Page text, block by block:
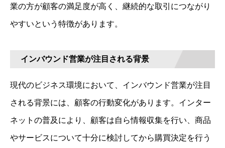
業の方が顧客の満足度が高く、継続的な取引につながり
やすいという特徴があります。
インバウンド営業が注目される背景
現代のビジネス環境において、インバウンド営業が注目
される背景には、顧客の行動変化があります。インター
ネットの普及により、顧客は自ら情報収集を行い、商品
やサービスについて十分に検討してから購買決定を行う